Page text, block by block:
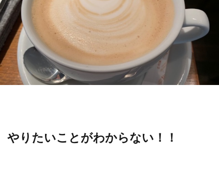
やりたいことがわからない！！